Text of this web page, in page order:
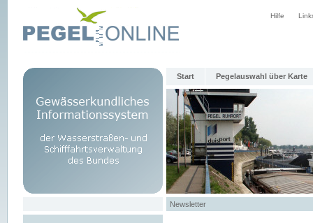
Hilfe
Start Pegelauswahl über Karte
Newsletter